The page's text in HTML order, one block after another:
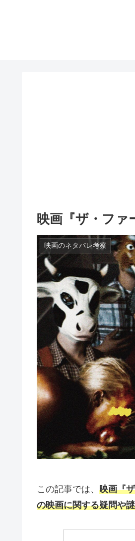
映画『ザ・ファ
映画のネタバレ考察
この記事では、 映画『
の映画に関する疑問や